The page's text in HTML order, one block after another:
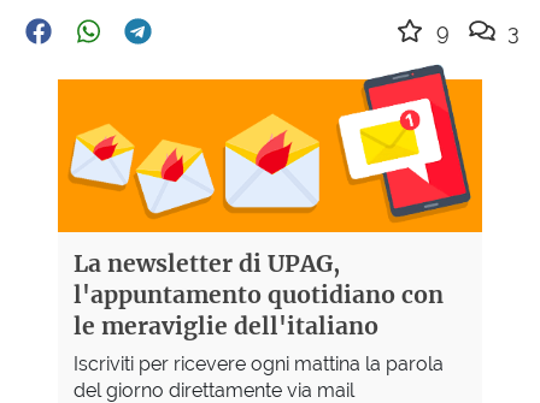
9 3
La newsletter di UPAG,
l'appuntamento quotidiano con
le meraviglie dell'italiano
Iscriviti per ricevere ogni mattina la parola
del giorno direttamente via mail